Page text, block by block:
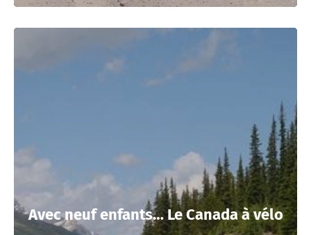
Avec neuf enfants… Le Canada à vélo